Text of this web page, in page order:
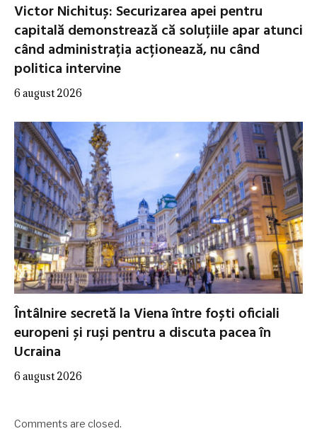
Victor Nichituș: Securizarea apei pentru
capitală demonstrează că soluțiile apar atunci
când administrația acționează, nu când
politica intervine
6 august 2026
Întâlnire secretă la Viena între foști oficiali
europeni și ruși pentru a discuta pacea în
Ucraina
6 august 2026
Comments are closed.